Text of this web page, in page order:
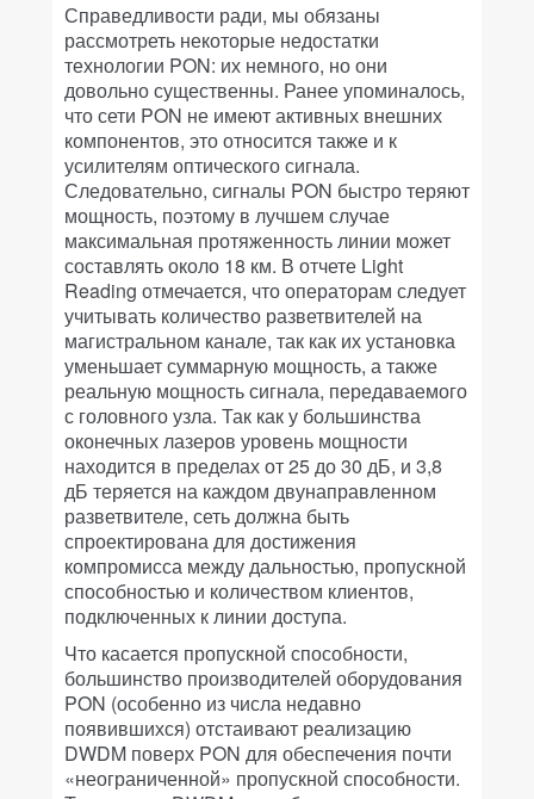
Справедливости ради, мы обязаны
рассмотреть некоторые недостатки
технологии PON: их немного, но они
довольно существенны. Ранее упоминалось,
что сети PON не имеют активных внешних
компонентов, это относится также и к
усилителям оптического сигнала.
Следовательно, сигналы PON быстро теряют
мощность, поэтому в лучшем случае
максимальная протяженность линии может
составлять около 18 км. В отчете Light
Reading отмечается, что операторам следует
учитывать количество разветвителей на
магистральном канале, так как их установка
уменьшает суммарную мощность, а также
реальную мощность сигнала, передаваемого
с головного узла. Так как у большинства
оконечных лазеров уровень мощности
находится в пределах от 25 до 30 дБ, и 3,8
дБ теряется на каждом двунаправленном
разветвителе, сеть должна быть
спроектирована для достижения
компромисса между дальностью, пропускной
способностью и количеством клиентов,
подключенных к линии доступа.
Что касается пропускной способности,
большинство производителей оборудования
PON (особенно из числа недавно
появившихся) отстаивают реализацию
DWDM поверх PON для обеспечения почти
«неограниченной» пропускной способности.